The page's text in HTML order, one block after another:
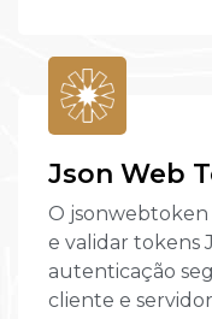
Json Web
O
e validar tokens
autenticação
cliente e